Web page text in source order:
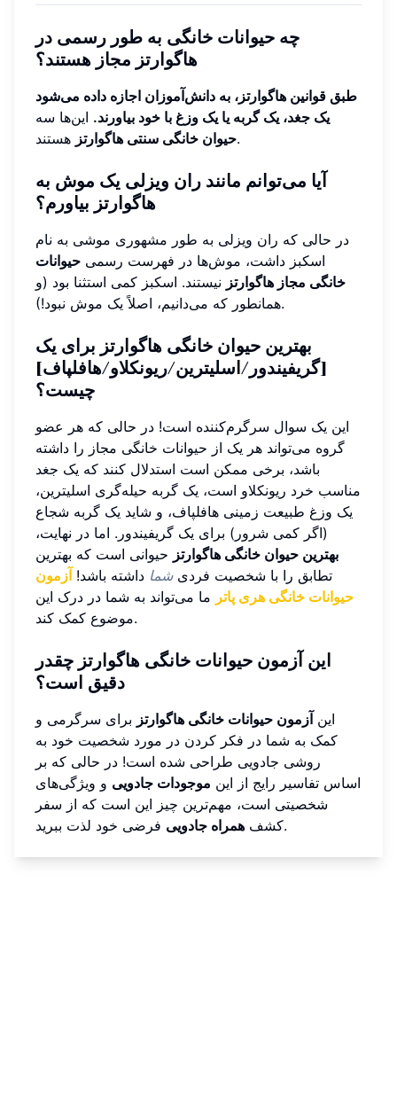
چه حیوانات خانگی به طور رسمی در
هاگوارتز مجاز هستند؟
طبق قوانین هاگوارتز، به دانش‌آموزان اجازه داده می‌شود
یک جغد، یک گربه یا یک وزغ با خود بیاورند. این‌ها سه
حیوان خانگی سنتی هاگوارتزهستند.
آیا می‌توانم مانند ران ویزلی یک موش به
هاگوارتز بیاورم؟
در حالی که ران ویزلی به طور مشهوری موشی به نام
اسکبز داشت، موش‌ها در فهرست رسمی حیوانات
خانگی مجاز هاگوارتز نیستند. اسکبز کمی استثنا بود (و
همانطور که می‌دانیم، اصلاً یک موش نبود!).
بهترین حیوان خانگی هاگوارتز برای یک
[گریفیندور/اسلیترین/ریونکلاو/هافلپاف]
چیست؟
این یک سوال سرگرم‌کننده است! در حالی که هر عضو
گروه می‌تواند هر یک از حیوانات خانگی مجاز را داشته
باشد، برخی ممکن است استدلال کنند که یک جغد
مناسب خرد ریونکلاو است، یک گربه حیله‌گری اسلیترین،
یک وزغ طبیعت زمینی هافلپاف، و شاید یک گربه شجاع
(اگر کمی شرور) برای یک گریفیندور. اما در نهایت،
بهترین حیوان خانگی هاگوارتز حیوانی است که بهترین
تطابق را با شخصیت فردیشما داشته باشد! آزمون
حیوانات خانگی هری پاتر ما می‌تواند به شما در درک این
موضوع کمک کند.
این آزمون حیوانات خانگی هاگوارتز چقدر
دقیق است؟
این آزمون حیوانات خانگی هاگوارتز برای سرگرمی و
کمک به شما در فکر کردن در مورد شخصیت خود به
روشی جادویی طراحی شده است! در حالی که بر
اساس تفاسیر رایج از این موجودات جادویی و ویژگی‌های
شخصیتی است، مهم‌ترین چیز این است که از سفر
کشف همراه جادویی فرضی خود لذت ببرید.